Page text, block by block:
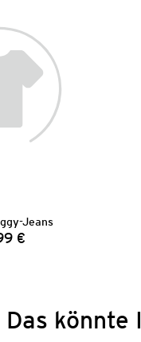
Jeans
€
Das könnte